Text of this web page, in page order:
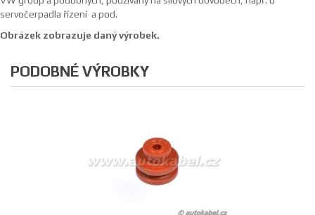
servočerpadla řízení a pod.
Obrázek zobrazuje daný výrobek.
PODOBNÉ VÝROBKY